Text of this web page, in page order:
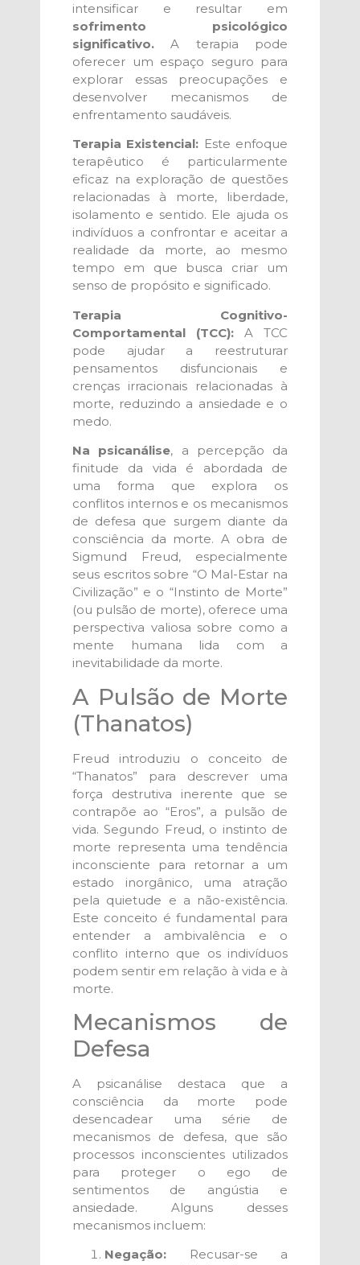
intensificar e resultar em
sofrimento psicológico
significativo. A terapia pode
oferecer um espaço seguro para
explorar essas preocupações e
desenvolver mecanismos de
enfrentamento saudáveis.
Terapia Existencial: Este enfoque
terapêutico é particularmente
eficaz na exploração de questões
relacionadas à morte, liberdade,
isolamento e sentido. Ele ajuda os
indivíduos a confrontar e aceitar a
realidade da morte, ao mesmo
tempo em que busca criar um
senso de propósito e significado.
Terapia Cognitivo-
Comportamental (TCC): A TCC
pode ajudar a reestruturar
pensamentos disfuncionais e
crenças irracionais relacionadas à
morte, reduzindo a ansiedade e o
medo.
Na psicanálise, a percepção da
finitude da vida é abordada de
uma forma que explora os
conflitos internos e os mecanismos
de defesa que surgem diante da
consciência da morte. A obra de
Sigmund Freud, especialmente
seus escritos sobre “O Mal-Estar na
Civilização” e o “Instinto de Morte”
(ou pulsão de morte), oferece uma
perspectiva valiosa sobre como a
mente humana lida com a
inevitabilidade da morte.
A Pulsão de Morte
(Thanatos)
Freud introduziu o conceito de
“Thanatos” para descrever uma
força destrutiva inerente que se
contrapõe ao “Eros”, a pulsão de
vida. Segundo Freud, o instinto de
morte representa uma tendência
inconsciente para retornar a um
estado inorgânico, uma atração
pela quietude e a não-existência.
Este conceito é fundamental para
entender a ambivalência e o
conflito interno que os indivíduos
podem sentir em relação à vida e à
morte.
Mecanismos de
Defesa
A psicanálise destaca que a
consciência da morte pode
desencadear uma série de
mecanismos de defesa, que são
processos inconscientes utilizados
para proteger o ego de
sentimentos de angústia e
ansiedade. Alguns desses
mecanismos incluem:
Negação: Recusar-se a